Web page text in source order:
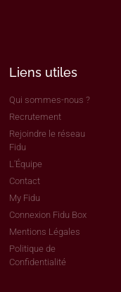
Liens utiles
Qui sommes-nous ?
Recrutement
Rejoindre le réseau
Fidu
L'Équipe
Contact
My Fidu
Connexion Fidu Box
Mentions Légales
Politique de
Confidentialité